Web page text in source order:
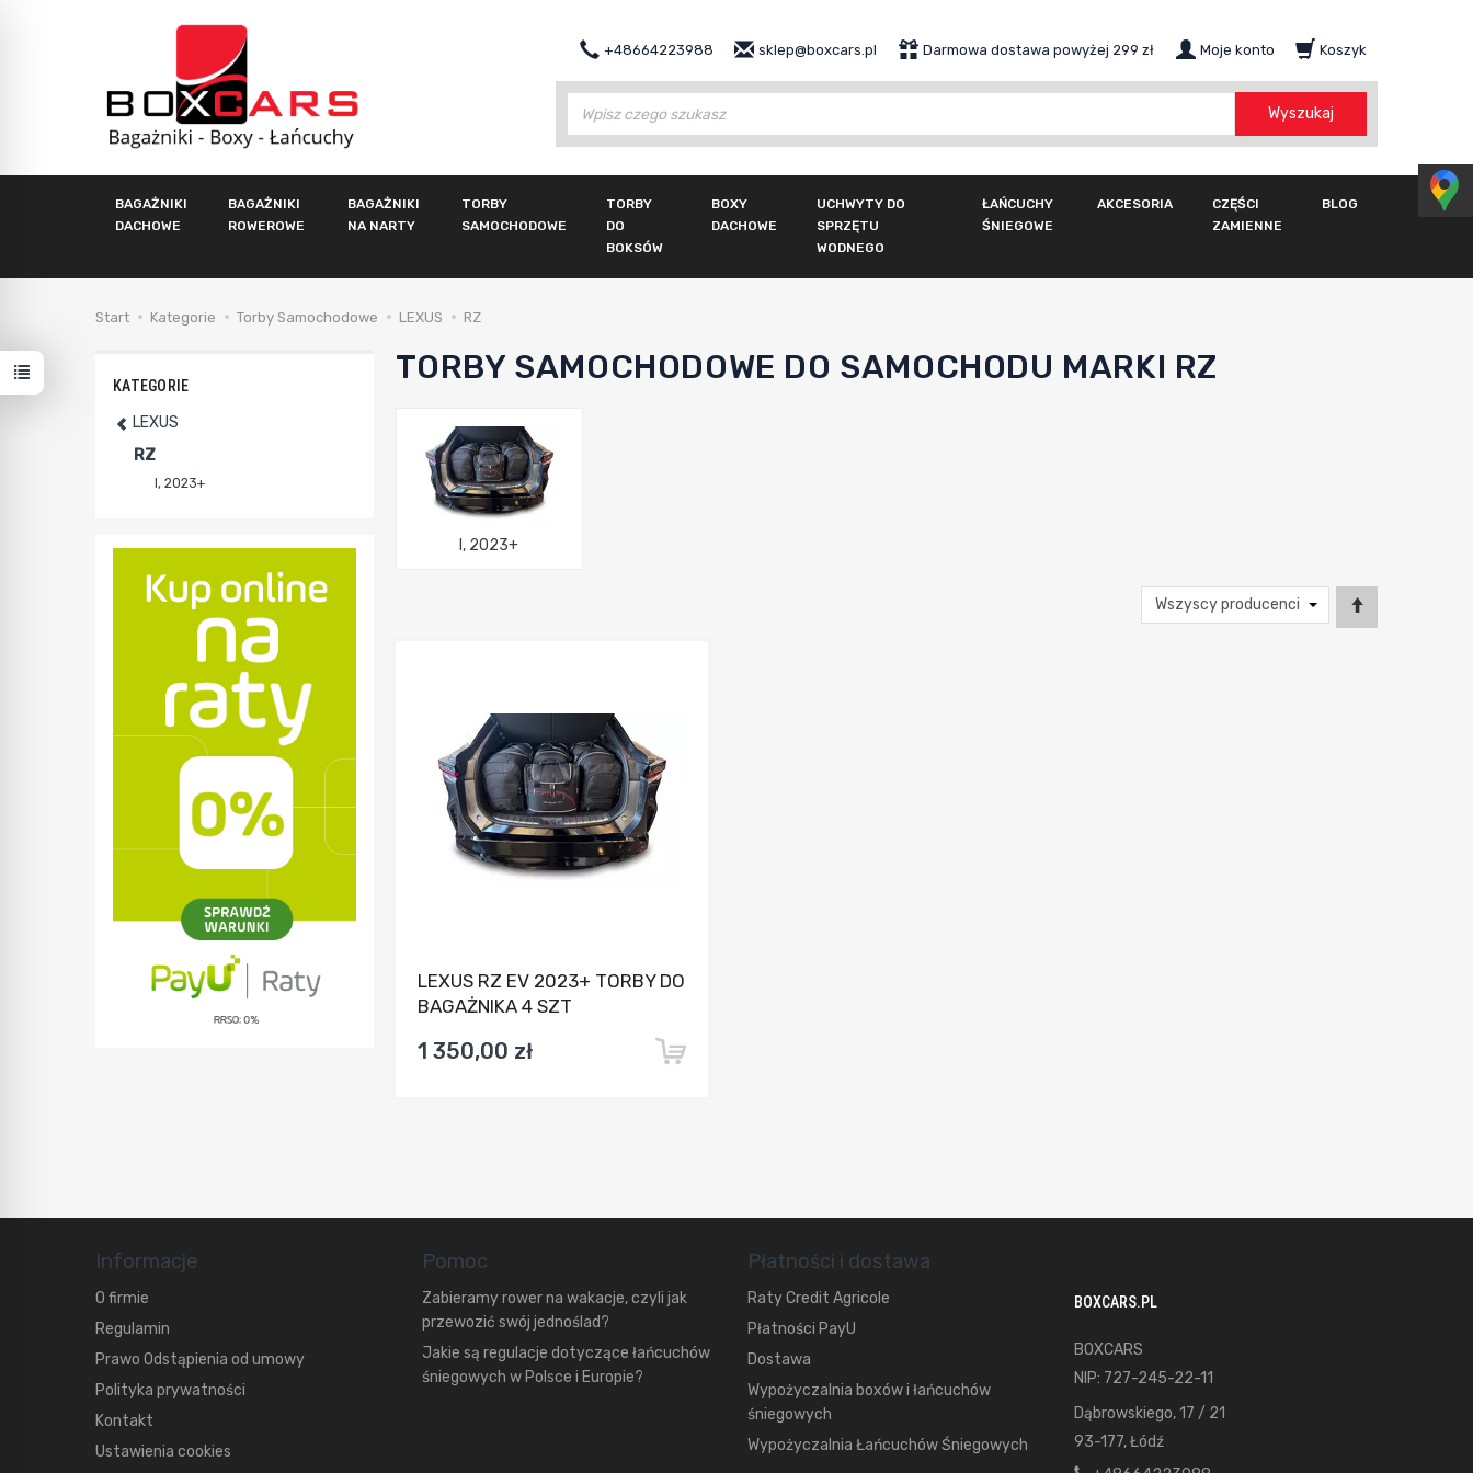
+48664223988 Darmowa dostawa powyżej 299 zł
sklep@boxcars.pl Moje konto Koszyk
Wyszukaj
BAGAŻNIKI
DACHOWE
BAGAŻNIKI
ROWEROWE
BAGAŻNIKI
NA NARTY
TORBY
SAMOCHODOWE
TORBY
DO
BOKSÓW
BOXY
DACHOWE
UCHWYTY DO
SPRZĘTU
WODNEGO
ŁAŃCUCHY
ŚNIEGOWE
AKCESORIA
CZĘŚCI
ZAMIENNE
BLOG
Start Kategorie Torby Samochodowe LEXUS RZ
TORBY SAMOCHODOWE DO SAMOCHODU MARKI RZ
I, 2023+
LEXUS RZ EV 2023+ TORBY DO
BAGAŻNIKA 4 SZT
1 350,00 zł
KATEGORIE
LEXUS
RZ
I, 2023+
Informacje
O firmie
Regulamin
Prawo Odstąpienia od umowy
Polityka prywatności
Kontakt
Ustawienia cookies
Pomoc
Zabieramy rower na wakacje, czyli jak
przewozić swój jednoślad?
Jakie są regulacje dotyczące łańcuchów
śniegowych w Polsce i Europie?
Płatności i dostawa
Raty Credit Agricole
Płatności PayU
Dostawa
Wypożyczalnia boxów i łańcuchów
śniegowych
Wypożyczalnia Łańcuchów Śniegowych
BOXCARS.PL
BOXCARS
NIP: 727-245-22-11
Dąbrowskiego, 17 / 21
93-177, Łódź